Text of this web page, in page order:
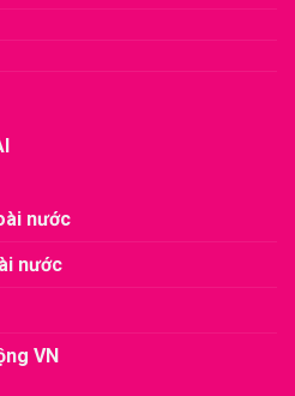
nước
nước
VN